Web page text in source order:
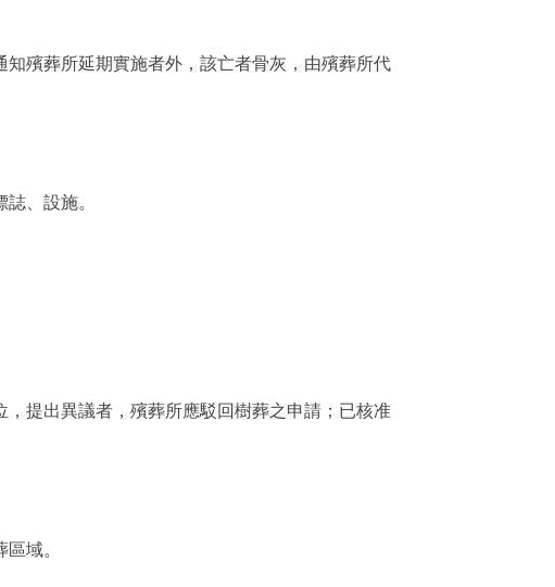
殯葬所延期實施者外，該亡者骨灰，由殯葬所代
、設施。
提出異議者，殯葬所應駁回樹葬之申請；已核准
域。